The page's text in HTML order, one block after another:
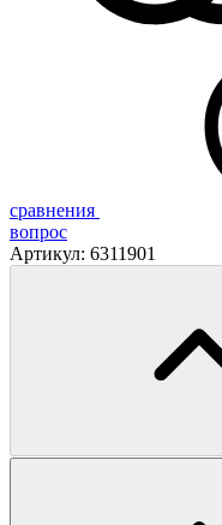
сравнения
вопрос
Артикул: 6311901